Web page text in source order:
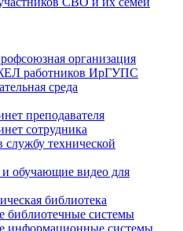
организация
работников ИрГУПС
среда
преподавателя
сотрудника
службу технической
обучающие видео для
библиотека
библиотечные системы
информационные системы